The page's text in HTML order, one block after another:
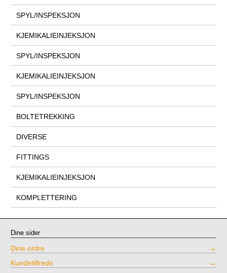
SPYL/INSPEKSJON
KJEMIKALIEINJEKSJON
SPYL/INSPEKSJON
KJEMIKALIEINJEKSJON
SPYL/INSPEKSJON
BOLTETREKKING
DIVERSE
FITTINGS
KJEMIKALIEINJEKSJON
KOMPLETTERING
Dine sider
Dine ordre
Kundetilfreds